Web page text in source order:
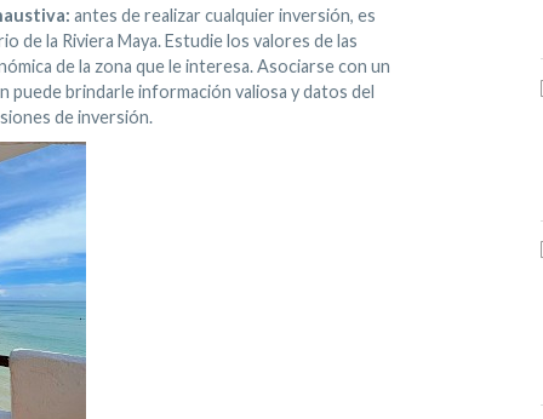
antes de realizar cualquier inversión, es
de la Riviera Maya. Estudie los valores de las
de la zona que le interesa. Asociarse con un
puede brindarle información valiosa y datos del
de inversión.